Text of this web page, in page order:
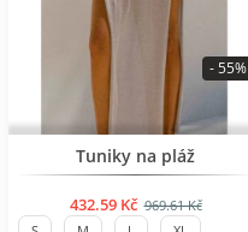
BESTSELLER
Tuniky na pláž
432.59 Kč 969.61 Kč
- 55%